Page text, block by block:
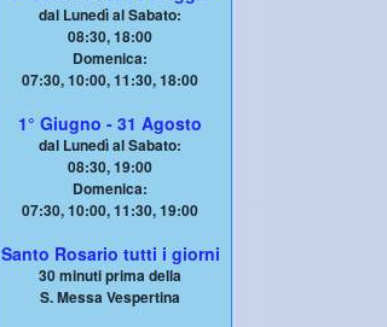
dal Lunedì al Sabato:
08:30, 18:00
Domenica:
07:30, 10:00, 11:30, 18:00
1° Giugno - 31 Agosto
dal Lunedì al Sabato:
08:30, 19:00
Domenica:
07:30, 10:00, 11:30, 19:00
Santo Rosario tutti i giorni
30 minuti prima della
S. Messa Vespertina